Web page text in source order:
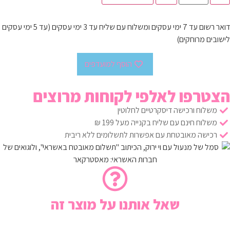
דואר רשום עד 7 ימי עסקים ומשלוח עם שליח עד 3 ימי עסקים (עד 5 ימי עסקים
לישובים מרוחקים)
הוסף למועדפים
הצטרפו לאלפי לקוחות מרוצים
משלוח ורכישה דיסקרטיים לחלוטין
משלוח חינם עם שליח בקנייה מעל 199 ₪
רכישה מאובטחת עם אפשרות לתשלומים ללא ריבית
שאל אותנו על מוצר זה